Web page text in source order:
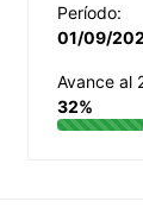
Período:
01/09/
Avance al
32%